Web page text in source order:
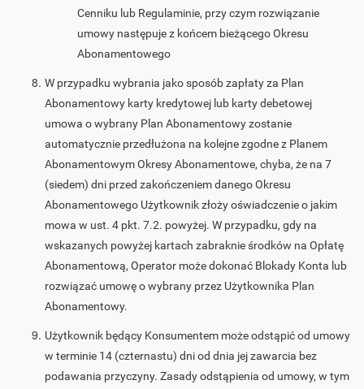
Cenniku lub Regulaminie, przy czym rozwiązanie
umowy następuje z końcem bieżącego Okresu
Abonamentowego
W przypadku wybrania jako sposób zapłaty za Plan
Abonamentowy karty kredytowej lub karty debetowej
umowa o wybrany Plan Abonamentowy zostanie
automatycznie przedłużona na kolejne zgodne z Planem
Abonamentowym Okresy Abonamentowe, chyba, że na 7
(siedem) dni przed zakończeniem danego Okresu
Abonamentowego Użytkownik złoży oświadczenie o jakim
mowa w ust. 4 pkt. 7.2. powyżej. W przypadku, gdy na
wskazanych powyżej kartach zabraknie środków na Opłatę
Abonamentową, Operator może dokonać Blokady Konta lub
rozwiązać umowę o wybrany przez Użytkownika Plan
Abonamentowy.
Użytkownik będący Konsumentem może odstąpić od umowy
w terminie 14 (czternastu) dni od dnia jej zawarcia bez
podawania przyczyny. Zasady odstąpienia od umowy, w tym